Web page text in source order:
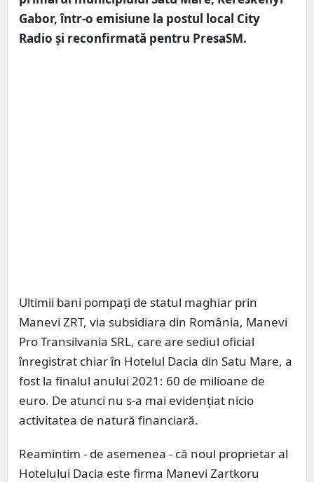
Gabor, într-o emisiune la postul local City
Radio și reconfirmată pentru PresaSM.
Ultimii bani pompați de statul maghiar prin
Manevi ZRT, via subsidiara din România, Manevi
Pro Transilvania SRL, care are sediul oficial
înregistrat chiar în Hotelul Dacia din Satu Mare, a
fost la finalul anului 2021: 60 de milioane de
euro. De atunci nu s-a mai evidențiat nicio
activitatea de natură financiară.
Reamintim - de asemenea - că noul proprietar al
Hotelului Dacia este firma Manevi Zartkoru